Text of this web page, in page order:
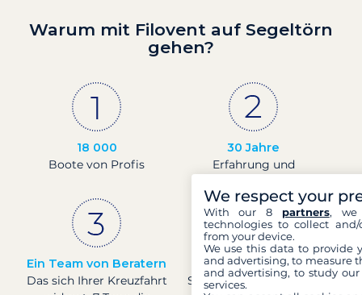
Warum mit Filovent auf Segeltörn
gehen?
18 000
Boote von Profis
30 Jahre
Erfahrung und
Ein Team von Beratern
Das sich Ihrer Kreuzfahrt
Preise in Echtzeit
Sehen Sie die Preise für
We respect your
With our 8 partners, we
technologies to collect
from your device.
We use this data to provide
and advertising, to measure
and advertising, to study
services.